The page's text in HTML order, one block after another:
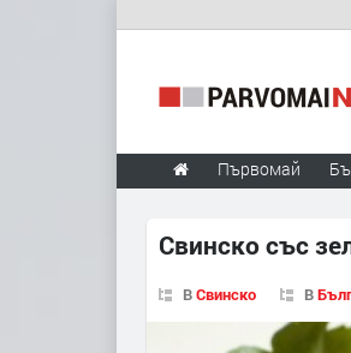
Първомай
Свинско със
ВСвинско В